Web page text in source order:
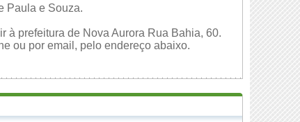
Paula e Souza.
à prefeitura de Nova Aurora Rua Bahia, 60.
ou por email, pelo endereço abaixo.